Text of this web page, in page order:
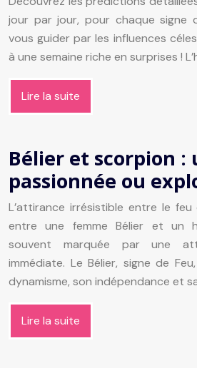
jour par jour, pour chaque signe
vous guider par les influences
à une semaine riche en surprises !
Lire la suite
Bélier et scorpion :
passionnée ou
L’attirance irrésistible entre le feu
entre une femme Bélier et un
souvent marquée par une
immédiate. Le Bélier, signe de
dynamisme, son indépendance et
Lire la suite